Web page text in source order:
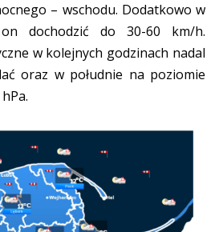
– wschodu. Dodatkowo w
dochodzić do 30-60 km/h.
w kolejnych godzinach nadal
oraz w południe na poziomie